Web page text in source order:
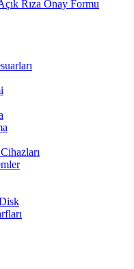
Rıza Onay Formu